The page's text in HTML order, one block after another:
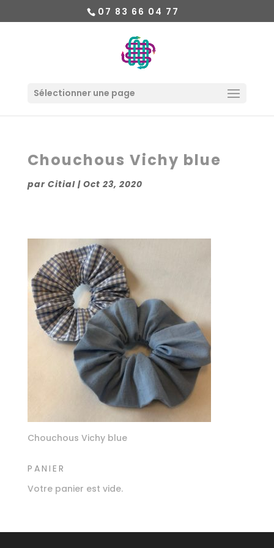
07 83 66 04 77
Sélectionner une page
Chouchous Vichy blue
par Citial| Oct 23, 2020
Chouchous Vichy blue
PANIER
Votre panier est vide.